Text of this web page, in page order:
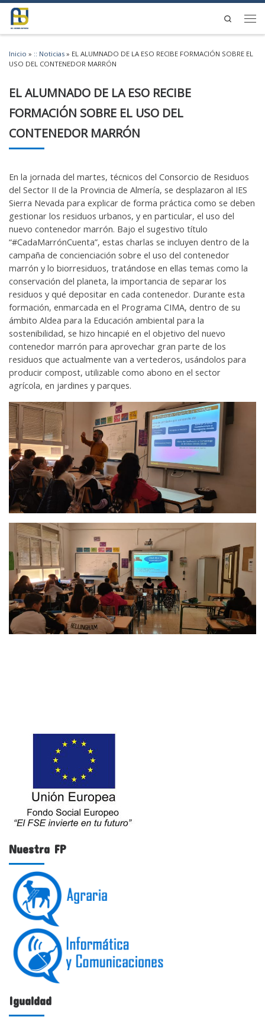
Saltar al contenido
Search
Inicio » :: Noticias » EL ALUMNADO DE LA ESO RECIBE FORMACIÓN SOBRE EL
USO DEL CONTENEDOR MARRÓN
EL ALUMNADO DE LA ESO RECIBE
FORMACIÓN SOBRE EL USO DEL
CONTENEDOR MARRÓN
En la jornada del martes, técnicos del Consorcio de Residuos
del Sector II de la Provincia de Almería, se desplazaron al IES
Sierra Nevada para explicar de forma práctica como se deben
gestionar los residuos urbanos, y en particular, el uso del
nuevo contenedor marrón. Bajo el sugestivo título
“#CadaMarrónCuenta”, estas charlas se incluyen dentro de la
campaña de concienciación sobre el uso del contenedor
marrón y lo biorresiduos, tratándose en ellas temas como la
conservación del planeta, la importancia de separar los
residuos y qué depositar en cada contenedor. Durante esta
formación, enmarcada en el Programa CIMA, dentro de su
ámbito Aldea para la Educación ambiental para la
sostenibilidad, se hizo hincapié en el objetivo del nuevo
contenedor marrón para aprovechar gran parte de los
residuos que actualmente van a vertederos, usándolos para
producir compost, utilizable como abono en el sector
agrícola, en jardines y parques.
Nuestra FP
Igualdad